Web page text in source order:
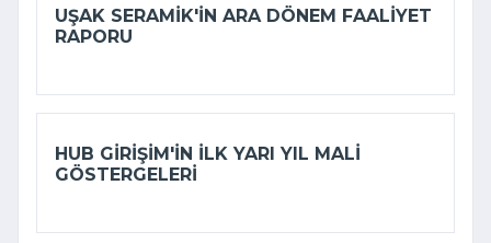
UŞAK SERAMIK'IN ARA DÖNEM FAALIYET
RAPORU
HUB GIRIŞIM'IN ILK YARI YIL MALI
GÖSTERGELERI